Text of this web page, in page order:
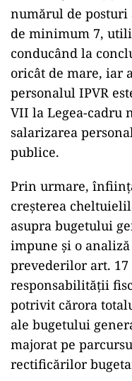
numărul de posturi
de minimum 7,
conducând la
oricât de mare, iar
personalul IPVR
VII la Legea-cadru
salarizarea
publice.
Prin urmare,
creşterea
asupra bugetului
impune şi o
prevederilor art.
responsabilităţii
potrivit cărora
ale bugetului
majorat pe
rectificărilor